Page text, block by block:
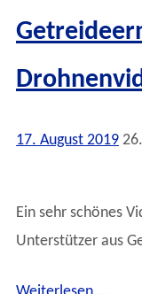
17. August 2019
Ein sehr schönes
Unterstützer aus